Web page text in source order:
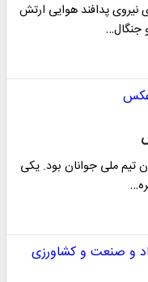
نیروی پدافند هوایی ارتش
جنگال…
تیم ملی جوانان بود. یکی